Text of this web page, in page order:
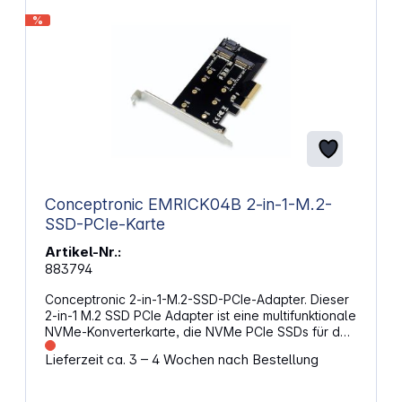
Windows)
%
Conceptronic EMRICK04B 2-in-1-M.2-
SSD-PCIe-Karte
Artikel-Nr.:
883794
Conceptronic 2-in-1-M.2-SSD-PCIe-Adapter. Dieser
2-in-1 M.2 SSD PCIe Adapter ist eine multifunktionale
NVMe-Konverterkarte, die NVMe PCIe SSDs für den
direkten Anschluss an das Motherboard oder NVMe
SSDs für den Anschluss an den SATA-Port des
Lieferzeit ca. 3 – 4 Wochen nach Bestellung